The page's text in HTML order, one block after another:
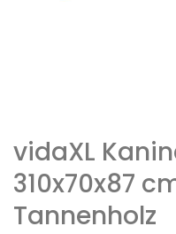
vidaXL
310x70x87
Tannenholz